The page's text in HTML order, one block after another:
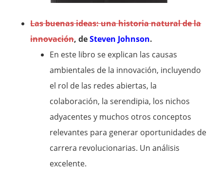
Las buenas ideas: una historia natural de la
innovación, deSteven Johnson.
En este libro se explican las causas
ambientales de la innovación, incluyendo
el rol de las redes abiertas, la
colaboración, la serendipia, los nichos
adyacentes y muchos otros conceptos
relevantes para generar oportunidades de
carrera revolucionarias. Un análisis
excelente.